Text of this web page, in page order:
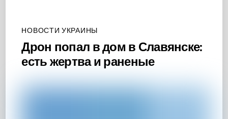
НОВОСТИ УКРАИНЫ
Дрон попал в дом в Славянске:
есть жертва и раненые